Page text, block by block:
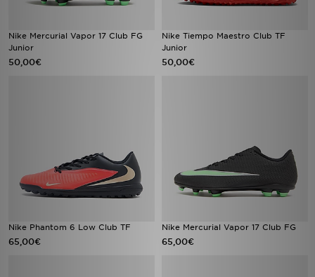
Nike Mercurial Vapor 17 Club FG
Junior
50,00€
Nike Tiempo Maestro Club TF
Junior
50,00€
Nike Phantom 6 Low Club TF
65,00€
Nike Mercurial Vapor 17 Club FG
65,00€